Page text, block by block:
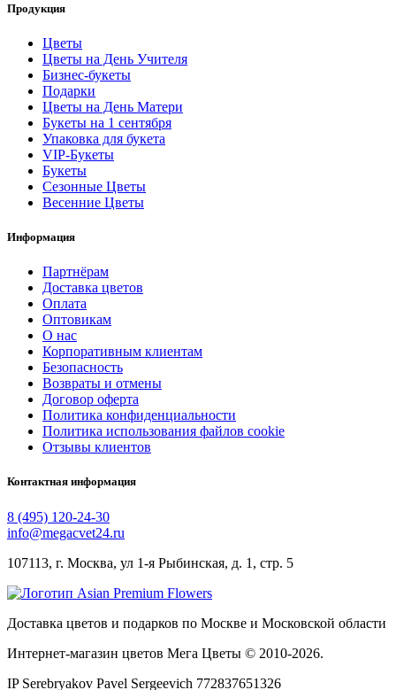
Продукция
Цветы
Цветы на День Учителя
Бизнес-букеты
Подарки
Цветы на День Матери
Букеты на 1 сентября
Упаковка для букета
VIP-Букеты
Букеты
Сезонные Цветы
Весенние Цветы
Информация
Партнёрам
Доставка цветов
Оплата
Оптовикам
О нас
Корпоративным клиентам
Безопасность
Возвраты и отмены
Договор оферта
Политика конфиденциальности
Политика использования файлов cookie
Отзывы клиентов
Контактная информация
8 (495) 120-24-30
info@megacvet24.ru
107113, г. Москва, ул 1-я Рыбинская, д. 1, стр. 5
Доставка цветов и подарков по Москве и Московской области
Интернет-магазин цветов Мега Цветы © 2010-2026.
IP Serebryakov Pavel Sergeevich 772837651326